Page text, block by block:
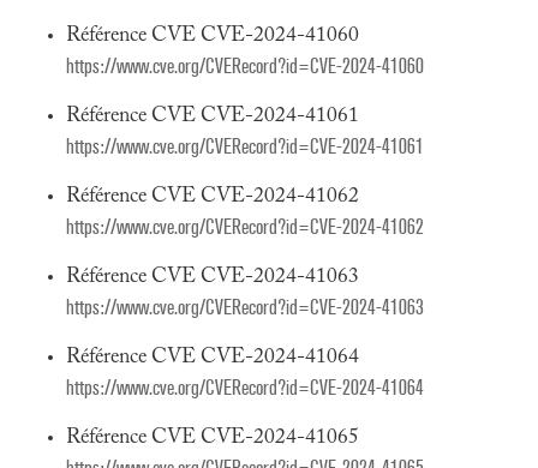
Référence CVE CVE-2024-41060
https://www.cve.org/CVERecord?id=CVE-2024-41060
Référence CVE CVE-2024-41061
https://www.cve.org/CVERecord?id=CVE-2024-41061
Référence CVE CVE-2024-41062
https://www.cve.org/CVERecord?id=CVE-2024-41062
Référence CVE CVE-2024-41063
https://www.cve.org/CVERecord?id=CVE-2024-41063
Référence CVE CVE-2024-41064
https://www.cve.org/CVERecord?id=CVE-2024-41064
Référence CVE CVE-2024-41065